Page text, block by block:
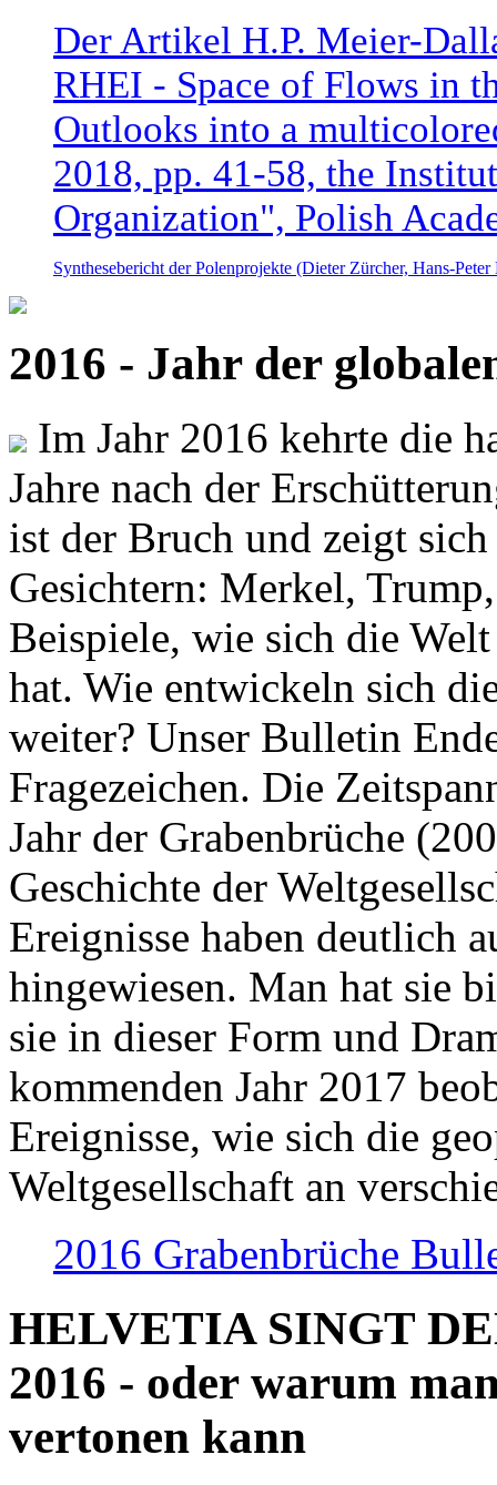
Der Artikel H.P. Meier-
RHEI - Space of Flows in
Outlooks into a
2018, pp. 41-58, the
Organization", Polish
Synthesebericht der Polenprojekte (Dieter Zürcher, Hans-
2016 - Jahr der
Im Jahr 2016 kehrte die
Jahre nach der
ist der Bruch und zeigt
Gesichtern: Merkel,
Beispiele, wie sich die
hat. Wie entwickeln sich
weiter? Unser Bulletin
Fragezeichen. Die
Jahr der Grabenbrüche
Geschichte der
Ereignisse haben deutlich
hingewiesen. Man hat sie
sie in dieser Form und
kommenden Jahr 2017
Ereignisse, wie sich die
Weltgesellschaft an
2016 Grabenbrüche
HELVETIA SINGT
2016 - oder warum
vertonen kann